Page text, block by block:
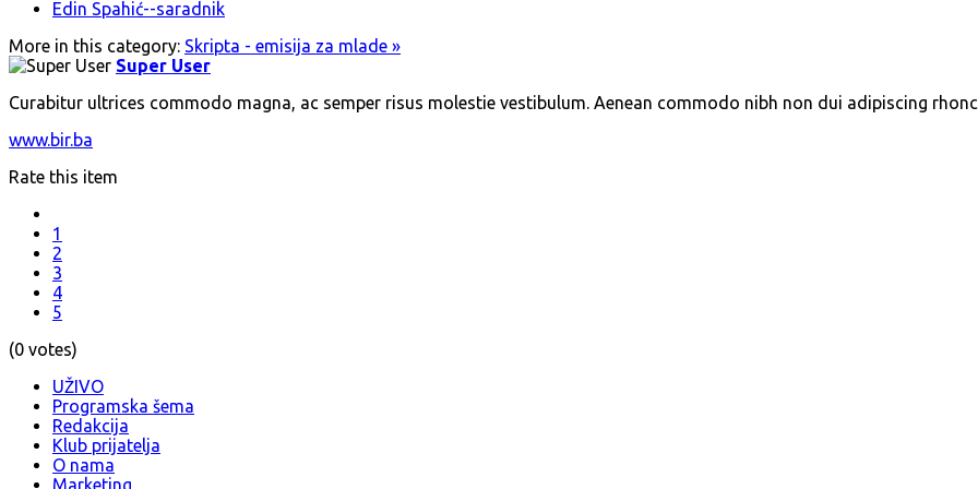
Edin Spahić--saradnik
More in this category: Skripta - emisija za mlade »
Super User
Curabitur ultrices commodo magna, ac semper risus molestie vestibulum. Aenean commodo nibh non dui adipiscing
www.bir.ba
Rate this item
1
2
3
4
5
(0 votes)
UŽIVO
Programska šema
Redakcija
Klub prijatelja
O nama
Marketing